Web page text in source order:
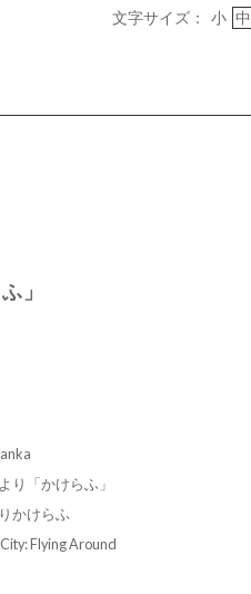
文字サイズ： 小 中
」
り「かけらふ」
かけらふ
Flying Around